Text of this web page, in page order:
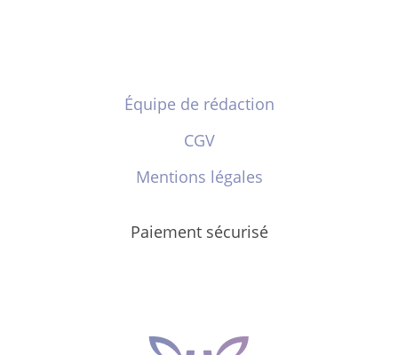
Équipe de rédaction
CGV
Mentions légales
Paiement sécurisé